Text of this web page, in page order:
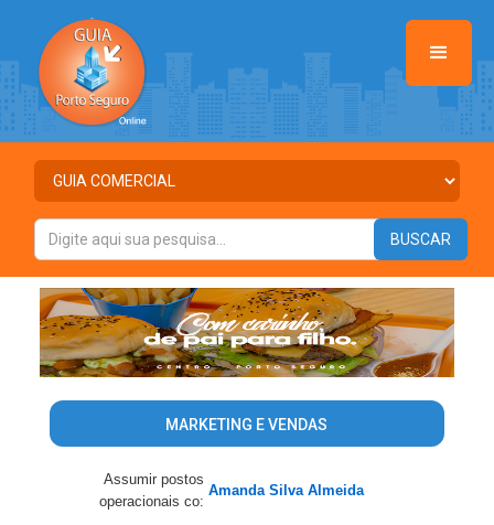
MARKETING E VENDAS
Assumir postos
operacionais co:
Amanda Silva Almeida